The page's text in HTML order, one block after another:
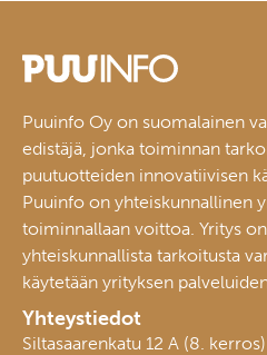
Puuinfo Oy on suomalainen
edistäjä, jonka toiminnan
puutuotteiden innovatiivisen
Puuinfo on yhteiskunnallinen
toiminnallaan voittoa. Yritys
yhteiskunnallista tarkoitusta
käytetään yrityksen
Yhteystiedot
Siltasaarenkatu 12 A (8. kerros)